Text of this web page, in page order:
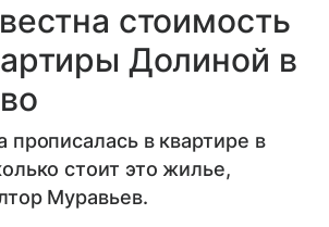
стоимость
Долиной в
прописалась в квартире в
стоит это жилье,
Муравьев.